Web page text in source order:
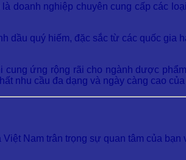
doanh nghiệp chuyên cung cấp các
dầu quý hiếm, đặc sắc từ các quốc gia
ứng rộng rãi cho ngành dược
nhu cầu đa dạng và ngày càng cao
Nam trân trọng sự quan tâm của